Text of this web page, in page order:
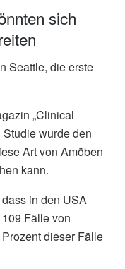
sich
Seattle, die erste
„Clinical
wurde den
Art von Amöben
kann.
in den USA
Fälle von
dieser Fälle